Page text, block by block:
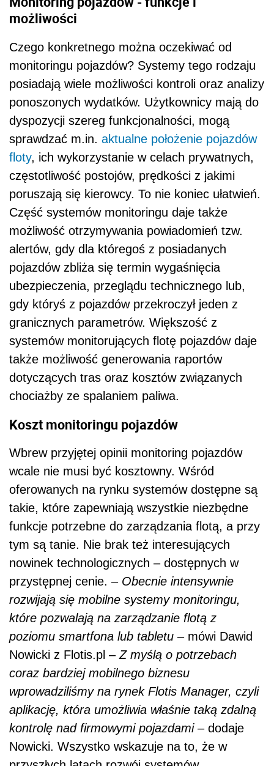
możliwości
Czego konkretnego można oczekiwać od
monitoringu pojazdów? Systemy tego rodzaju
posiadają wiele możliwości kontroli oraz analizy
ponoszonych wydatków. Użytkownicy mają do
dyspozycji szereg funkcjonalności, mogą
sprawdzać m.in. aktualne położenie pojazdów
floty, ich wykorzystanie w celach prywatnych,
częstotliwość postojów, prędkości z jakimi
poruszają się kierowcy. To nie koniec ułatwień.
Część systemów monitoringu daje także
możliwość otrzymywania powiadomień tzw.
alertów, gdy dla któregoś z posiadanych
pojazdów zbliża się termin wygaśnięcia
ubezpieczenia, przeglądu technicznego lub,
gdy któryś z pojazdów przekroczył jeden z
granicznych parametrów. Większość z
systemów monitorujących flotę pojazdów daje
także możliwość generowania raportów
dotyczących tras oraz kosztów związanych
chociażby ze spalaniem paliwa.
Koszt monitoringu pojazdów
Wbrew przyjętej opinii monitoring pojazdów
wcale nie musi być kosztowny. Wśród
oferowanych na rynku systemów dostępne są
takie, które zapewniają wszystkie niezbędne
funkcje potrzebne do zarządzania flotą, a przy
tym są tanie. Nie brak też interesujących
nowinek technologicznych – dostępnych w
przystępnej cenie. – Obecnie intensywnie
rozwijają się mobilne systemy monitoringu,
które pozwalają na zarządzanie flotą z
poziomu smartfona lub tabletu – mówi Dawid
Nowicki z Flotis.pl – Z myślą o potrzebach
coraz bardziej mobilnego biznesu
wprowadziliśmy na rynek Flotis Manager, czyli
aplikację, która umożliwia właśnie taką zdalną
kontrolę nad firmowymi pojazdami– dodaje
Nowicki. Wszystko wskazuje na to, że w